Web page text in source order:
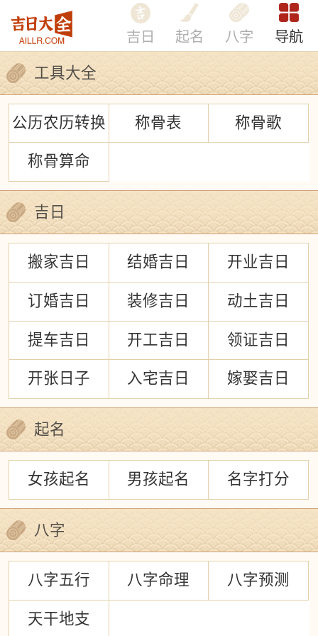
吉日 起名 八字 导航
工具大全
公历农历转换 称骨表 称骨歌
称骨算命
吉日
搬家吉日 结婚吉日 开业吉日
订婚吉日 装修吉日 动土吉日
提车吉日 开工吉日 领证吉日
开张日子 入宅吉日 嫁娶吉日
起名
女孩起名 男孩起名 名字打分
八字
八字五行 八字命理 八字预测
天干地支